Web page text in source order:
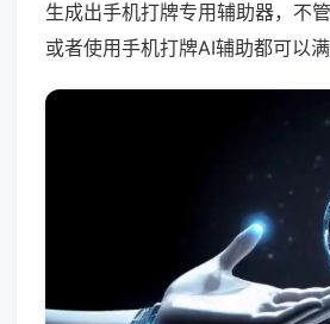
生成出手机打牌专用辅助器，不
或者使用手机打牌AI辅助都可以满